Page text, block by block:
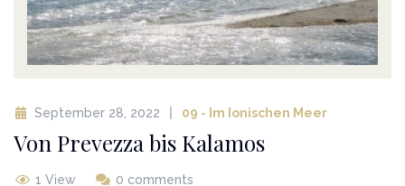
September 28, 2022 09 - Im Ionischen Meer
Von Prevezza bis Kalamos
1 View 0 comments